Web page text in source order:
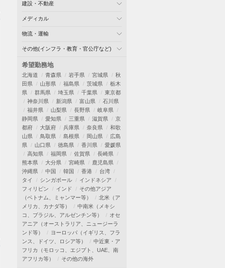
建設・不動産
メディカル
物流・運輸
その他(インフラ・教育・官公庁など)
希望勤務地
北海道 青森県 岩手県 宮城県
秋
田県
山形県 福島県 茨城県
栃木
県
群馬県 埼玉県 千葉県
東京都
神奈川県
新潟県 富山県
石川県
福井県
山梨県 長野県
岐阜県
静岡県
愛知県 三重県 滋賀県
京
都府
大阪府 兵庫県 奈良県
和歌
山県
鳥取県 島根県 岡山県
広島
県
山口県 徳島県 香川県
愛媛県
高知県
福岡県 佐賀県
長崎県
熊本県
大分県 宮崎県
鹿児島県
沖縄県
中国 韓国 香港
台湾
タイ
シンガポール
インドネシア
フィリピン
インド
その他アジア
（ベトナム、ミャンマー等）
北米（ア
メリカ、カナダ等）
中南米（メキシ
コ、ブラジル、アルゼンチン等）
オセ
アニア（オーストラリア、ニュージーラ
ンド等）
ヨーロッパ（イギリス、フラ
ンス、ドイツ、ロシア等）
中近東・ア
フリカ（モロッコ、エジプト、UAE、南
アフリカ等）
その他の海外